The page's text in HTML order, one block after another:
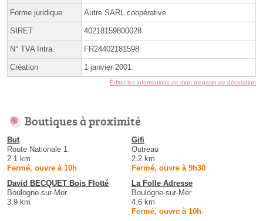
Forme juridique Autre SARL coopérative
SIRET 40218159800028
N° TVA Intra. FR24402181598
Création 1 janvier 2001
Éditer les informations de mon magasin de décoration
Boutiques à proximité
But
Route Nationale 1
2.1 km
Fermé, ouvre à 10h
Gifi
Outreau
2.2 km
Fermé, ouvre à 9h30
David BECQUET Bois Flotté
Boulogne-sur-Mer
3.9 km
La Folle Adresse
Boulogne-sur-Mer
4.6 km
Fermé, ouvre à 10h